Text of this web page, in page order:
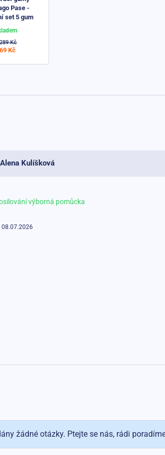
Pase -
set 5 gum
Kč
Kč
Alena Kulíšková
výborná pomůcka
08.07.2026
žádné otázky. Ptejte se nás, rádi